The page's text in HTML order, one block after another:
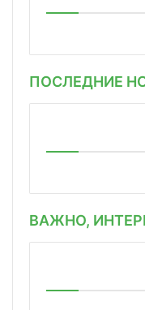
ПОСЛЕДНИЕ
ВАЖНО,